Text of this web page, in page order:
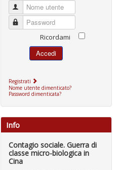
Nome utente
Password
Ricordami
Accedi
Registrati
Nome utente dimenticato?
Password dimenticata?
Info
Contagio sociale. Guerra di
classe micro-biologica in
Cina